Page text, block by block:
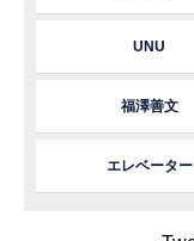
UNU
福澤善文
エレベーター